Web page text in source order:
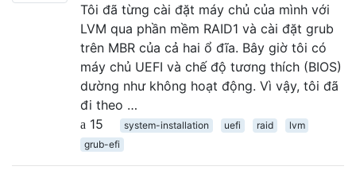
Tôi đã từng cài đặt máy chủ của mình với
LVM qua phần mềm RAID1 và cài đặt grub
trên MBR của cả hai ổ đĩa. Bây giờ tôi có
máy chủ UEFI và chế độ tương thích (BIOS)
dường như không hoạt động. Vì vậy, tôi đã
đi theo …
15
system-installation uefi raid
lvm
grub-efi